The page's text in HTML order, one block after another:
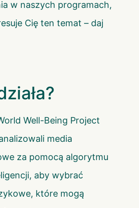
w naszych programach,
Cię ten temat – daj
Well-Being Project
media
za pomocą algorytmu
aby wybrać
które mogą